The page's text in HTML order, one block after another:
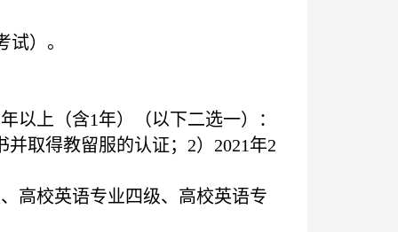
试）。
年以上（含1年）（以下二选一）：
取得教留服的认证； 2） 2021年2
高校英语专业四级、高校英语专